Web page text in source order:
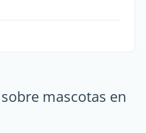
mascotas en